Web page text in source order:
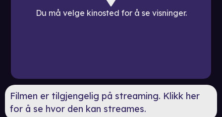
Du må velge kinosted for å se visninger.
Filmen er tilgjengelig på streaming. Klikk her
for å se hvor den kan streames.